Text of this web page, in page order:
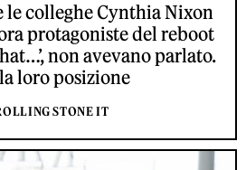
le colleghe Cynthia Nixon
protagoniste del reboot
non avevano parlato.
loro posizione
STONE IT